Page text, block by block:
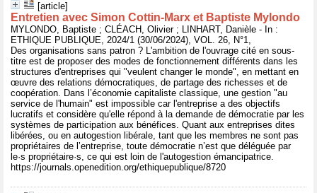
[article]
Entretien avec Simon Cottin-Marx et Baptiste Mylondo
MYLONDO, Baptiste ; CLÉACH, Olivier ; LINHART, Danièle - In :
ETHIQUE PUBLIQUE, 2024/1 (30/06/2024), VOL. 26, N°1,
Des organisations sans patron ? L'ambition de l'ouvrage cité en sous-
titre est de proposer des modes de fonctionnement différents dans les
structures d'entreprises qui "veulent changer le monde", en mettant en
œuvre des relations démocratiques, de partage des richesses et de
coopération. Dans l’économie capitaliste classique, une gestion "au
service de l'humain" est impossible car l'entreprise a des objectifs
lucratifs et considère qu'elle répond à la demande de démocratie par les
systèmes de participation aux bénéfices. Quant aux entreprises dites
libérées, ou en autogestion libérale, tant que les membres ne sont pas
propriétaires de l’entreprise, toute démocratie n’est que déléguée par
le·s propriétaire·s, ce qui est loin de l'autogestion émancipatrice.
https://journals.openedition.org/ethiquepublique/8720